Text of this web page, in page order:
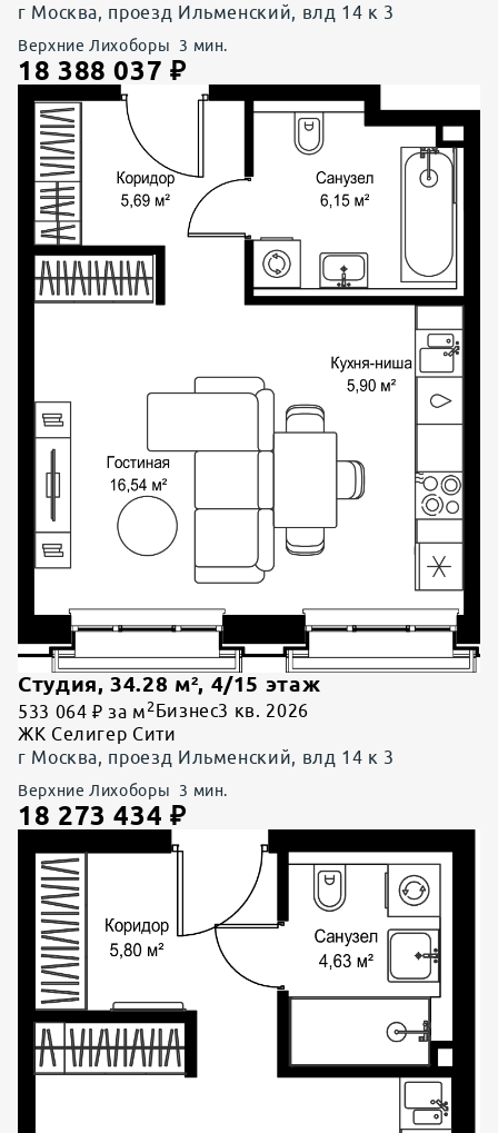
г Москва, проезд Ильменский, влд 14 к 3
Верхние Лихоборы 3 мин.
18 388 037 ₽
Студия, 34.28 м², 4/15 этаж
533 064 ₽ за м 2 Бизнес3 кв. 2026
ЖК Селигер Сити
г Москва, проезд Ильменский, влд 14 к 3
Верхние Лихоборы 3 мин.
18 273 434 ₽